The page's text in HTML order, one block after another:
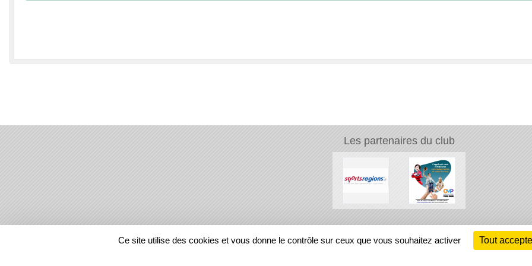
Les partenaires du club
REGIONS
Ce site utilise des cookies et vous donne le contrôle sur ceux que vous souhaitez activer Tout